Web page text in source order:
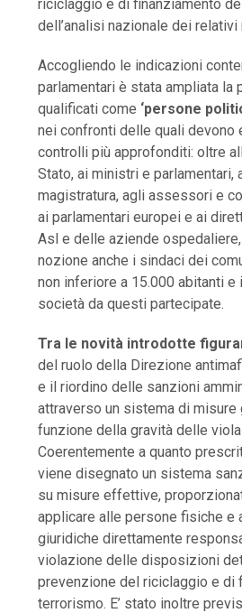
riciclaggio e di finanziamento
dell’analisi nazionale dei relativi
Accogliendo le indicazioni
parlamentari è stata ampliata la
qualificati come ‘persone
nei confronti delle quali
controlli più approfonditi: oltre
Stato, ai ministri e parlamentari,
magistratura, agli assessori e
ai parlamentari europei e ai
Asl e delle aziende
nozione anche i sindaci dei
non inferiore a 15.000 abitanti e
società da questi partecipate.
Tra le novità introdotte
del ruolo della Direzione
e il riordino delle sanzioni
attraverso un sistema di misure
funzione della gravità delle
Coerentemente a quanto
viene disegnato un sistema
su misure effettive,
applicare alle persone fisiche e
giuridiche direttamente
violazione delle disposizioni
prevenzione del riciclaggio e di
terrorismo. E’ stato inoltre